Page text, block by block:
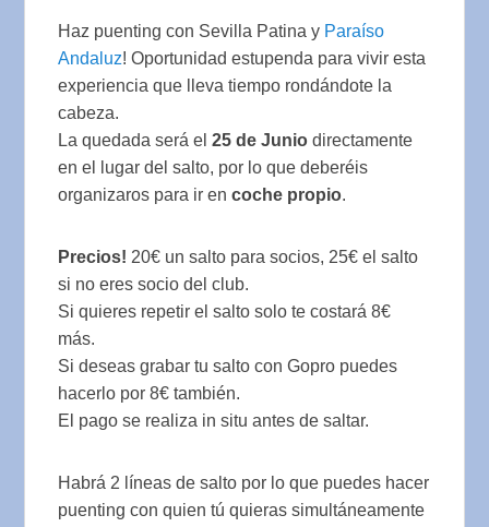
Haz puenting con Sevilla Patina y Paraíso
Andaluz! Oportunidad estupenda para vivir esta
experiencia que lleva tiempo rondándote la
cabeza.
La quedada será el25 de Junio directamente
en el lugar del salto, por lo que deberéis
organizaros para ir encoche propio.
Precios! 20€ un salto para socios, 25€ el salto
si no eres socio del club.
Si quieres repetir el salto solo te costará 8€
más.
Si deseas grabar tu salto con Gopro puedes
hacerlo por 8€ también.
El pago se realiza in situ antes de saltar.
Habrá 2 líneas de salto por lo que puedes hacer
puenting con quien tú quieras simultáneamente